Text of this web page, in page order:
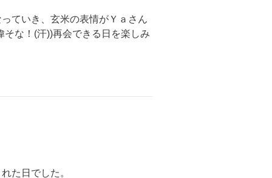
ていき、玄米の表情がＹａさん
な！(汗))再会できる日を楽しみ
た日でした。